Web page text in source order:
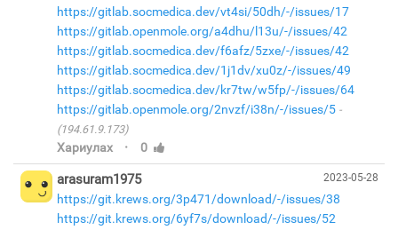
https://gitlab.socmedica.dev/vt4si/50dh/-/issues/17
https://gitlab.openmole.org/a4dhu/l13u/-/issues/42
https://gitlab.socmedica.dev/f6afz/5zxe/-/issues/42
https://gitlab.socmedica.dev/1j1dv/xu0z/-/issues/49
https://gitlab.socmedica.dev/kr7tw/w5fp/-/issues/64
https://gitlab.openmole.org/2nvzf/i38n/-/issues/5
(194.61.9.173)
Хариулах · 0
2023-05-28
arasuram1975
https://git.krews.org/3p471/download/-/issues/38
https://git.krews.org/6yf7s/download/-/issues/52